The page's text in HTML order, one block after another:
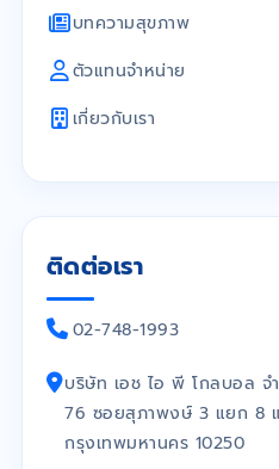
บทความสุขภาพ
ตัวแทนจำหน่าย
เกี่ยวกับเรา
ติดต่อเรา
02-748-1993
บริษัท เอช ไอ พี โกลบอล จ
76 ซอยสุภาพงษ์ 3 แยก 8
กรุงเทพมหานคร 10250